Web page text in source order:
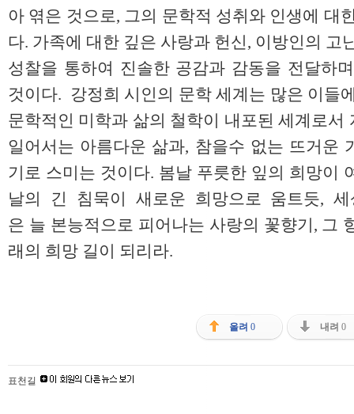
아 엮은 것으로, 그의 문학적 성취와 인생에 대
다. 가족에 대한 깊은 사랑과 헌신, 이방인의 고
성찰을 통하여 진솔한 공감과 감동을 전달하
것이다. 강정희 시인의 문학 세계는 많은 이들
문학적인 미학과 삶의 철학이 내포된 세계로서
일어서는 아름다운 삶과, 참을수 없는 뜨거운
기로 스미는 것이다. 봄날 푸릇한 잎의 희망이
날의 긴 침묵이 새로운 희망으로 움트듯,
은 늘 본능적으로 피어나는 사랑의 꽃향기, 그
래의 희망 길이 되리라.
올려 0 내려 0
표천길